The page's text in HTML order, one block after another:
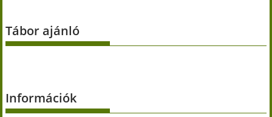
Tábor ajánló
Információk